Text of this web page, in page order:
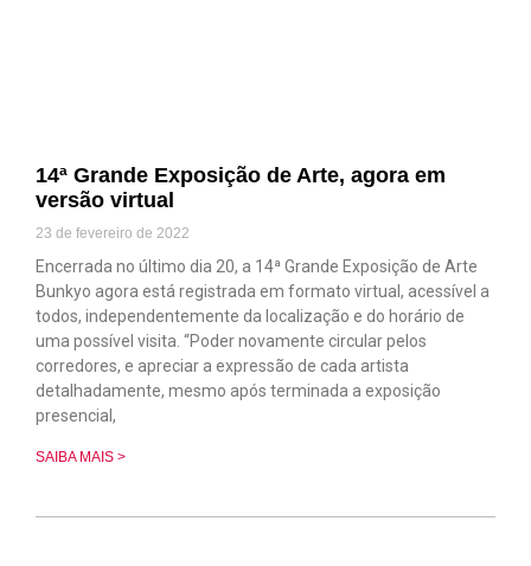
14ª Grande Exposição de Arte, agora em
versão virtual
23 de fevereiro de 2022
Encerrada no último dia 20, a 14ª Grande Exposição de Arte
Bunkyo agora está registrada em formato virtual, acessível a
todos, independentemente da localização e do horário de
uma possível visita. “Poder novamente circular pelos
corredores, e apreciar a expressão de cada artista
detalhadamente, mesmo após terminada a exposição
presencial,
SAIBA MAIS >